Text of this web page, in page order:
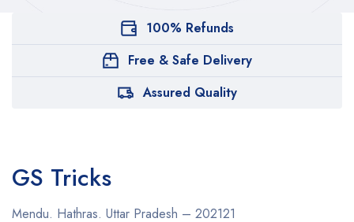
100% Refunds
Free & Safe Delivery
Assured Quality
GS Tricks
Mendu. Hathras. Uttar Pradesh – 202121